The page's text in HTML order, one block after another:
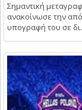
Σημαντική
ανακοίνωσε την
υπογραφή του σε